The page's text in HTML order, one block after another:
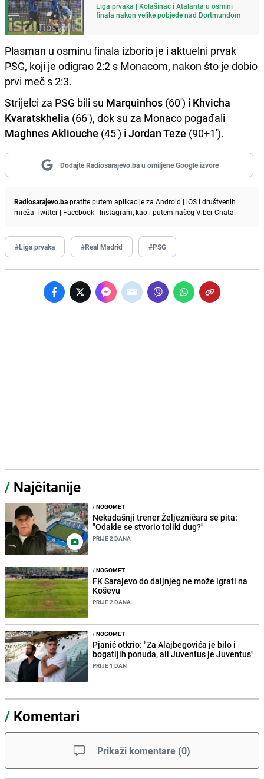
Liga prvaka | Kolašinac i Atalanta u osmini
finala nakon velike pobjede nad Dortmundom
Plasman u osminu finala izborio je i aktuelni prvak
PSG, koji je odigrao 2:2 s Monacom, nakon što je dobio
prvi meč s 2:3.
Strijelci za PSG bili su Marquinhos (60') i Khvicha
Kvaratskhelia (66'), dok su za Monaco pogađali
Maghnes Akliouche (45') i Jordan Teze (90+1').
Dodajte Radiosarajevo.ba u omiljene Google izvore
Radiosarajevo.bapratite putem aplikacije za Android | iOS i društvenih
mreža Twitter | Facebook | Instagram, kao i putem našeg ViberChata.
#Liga prvaka #Real Madrid #PSG
/ Najčitanije
/NOGOMET
Nekadašnji trener Željezničara se pita:
"Odakle se stvorio toliki dug?"
PRIJE 2 DANA
/NOGOMET
FK Sarajevo do daljnjeg ne može igrati na
Koševu
PRIJE 2 DANA
/NOGOMET
Pjanić otkrio: "Za Alajbegovića je bilo i
bogatijih ponuda, ali Juventus je Juventus"
PRIJE 1 DAN
/ Komentari
Prikaži komentare (0)